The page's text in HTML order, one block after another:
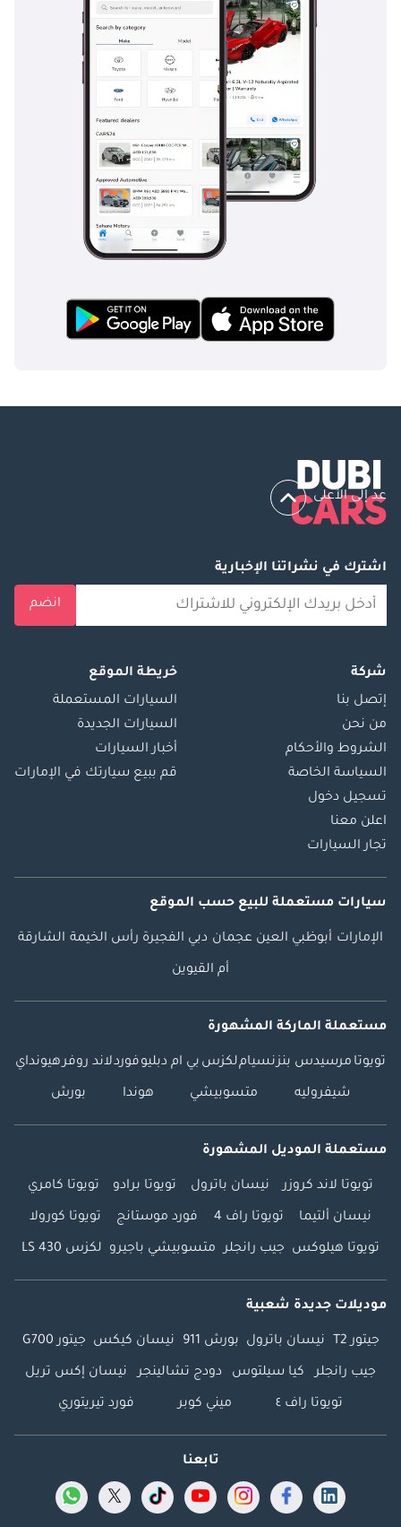
عد إلى الأعلى
اشترك في نشراتنا الإخبارية
انضم
شركة
إتصل بنا
من نحن
الشروط والأحكام
السياسة الخاصة
تسجيل دخول
اعلن معنا
تجار السيارات
خريطة الموقع
السيارات المستعملة
السيارات الجديدة
أخبار السيارات
قم ببيع سيارتك في الإمارات
سيارات مستعملة للبيع حسب الموقع
الإمارات أبوظبي العين عجمان دبي الفجيرة رأس الخيمة الشارقة
أم القيوين
مستعملة الماركة المشهورة
تويوتا مرسيدس بنزنسياملكزس بي ام دبليوفوردلاند روفرهيونداي
شيفروليه متسوبيشي هوندا بورش
مستعملة الموديل المشهورة
تويوتا لاند كروزر نيسان باترول تويوتا برادو تويوتا كامري
نيسان ألتيما تويوتا راف 4 فورد موستانج تويوتا كورولا
تويوتا هيلوكس جيب رانجلر متسوبيشي باجيرو لكزس LS 430
موديلات جديدة شعبية
جيتور T2 نيسان باترول بورش 911 نيسان كيكس جيتور G700
جيب رانجلر كيا سيلتوس دودج تشالينجر نيسان إكس تريل
تويوتا راف ٤ ميني كوبر فورد تيريتوري
تابعنا